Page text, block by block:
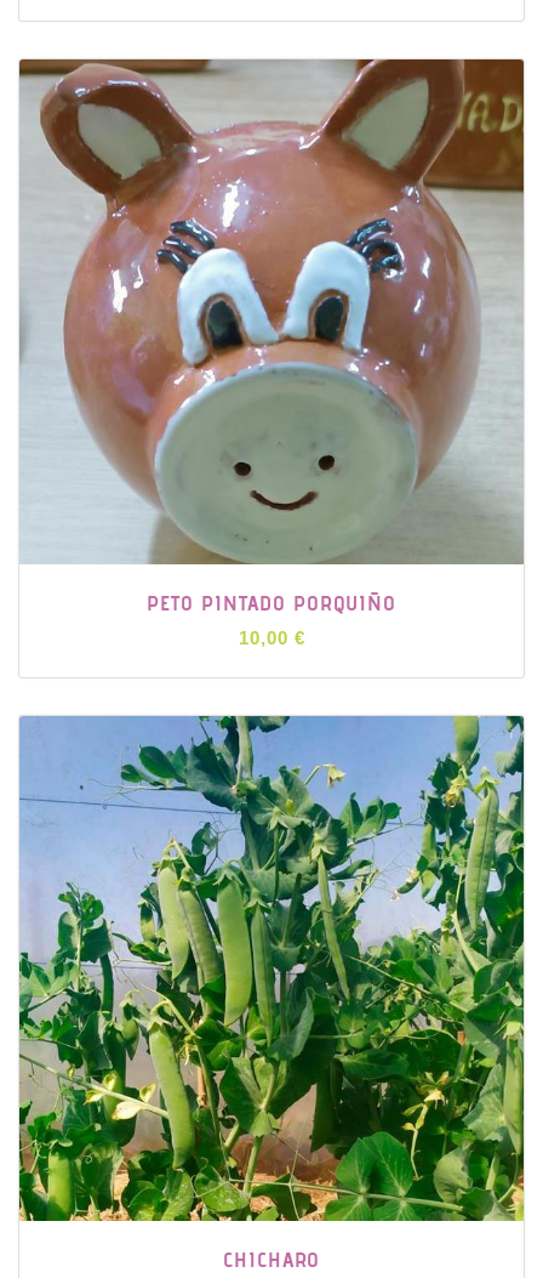
PETO PINTADO PORQUIÑO
10,00 €
CHICHARO